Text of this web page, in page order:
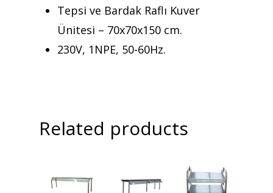
Tepsi ve Bardak Raflı Kuver
Ünitesi – 70x70x150 cm.
230V, 1NPE, 50-60Hz.
Related products